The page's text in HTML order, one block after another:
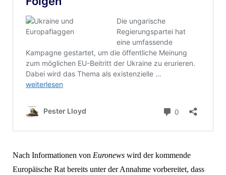
Nach Informationen von Euronewswird der kommende
Europäische Rat bereits unter der Annahme vorbereitet, dass